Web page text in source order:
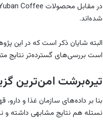
شده‌اند.
البته شایان ذکر است که در این
است بررسی‌های گسترده‌تر نتایج
تیره‌برشت امن‌ترین
بنا بر داده‌های سازمان غذا و
نستله هم نتایج مشابهی داشته و